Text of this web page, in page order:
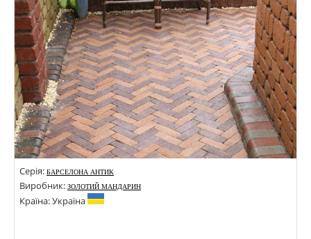
Серія: БАРСЕЛОНА АНТИК
Виробник: ЗОЛОТИЙ МАНДАРИН
Країна: Україна